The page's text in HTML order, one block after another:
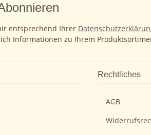
entsprechend Ihrer
Informationen zu Ihrem
Rechtliches
AGB